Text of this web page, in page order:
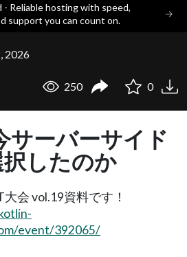
- Reliable hosting with speed,
support you can count on.
→
2026
250 0
サーバーサイド
したのか
会 vol.19資料です！
event/392065/